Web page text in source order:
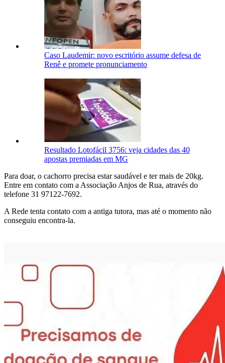
Caso Laudemir: novo escritório assume defesa de
Renê e promete pronunciamento
Resultado Lotofácil 3756: veja cidades das 40
apostas premiadas em MG
Para doar, o cachorro precisa estar saudável e ter mais de 20kg.
Entre em contato com a Associação Anjos de Rua, através do
telefone 31 97122-7692.
A Rede tenta contato com a antiga tutora, mas até o momento não
conseguiu encontra-la.